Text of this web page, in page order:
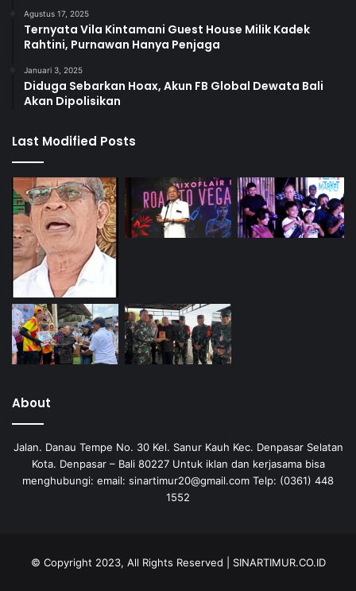
Agustus 17, 2025
Ternyata Vila Kintamani Guest House Milik Kadek
Rahtini, Purnawan Hanya Penjaga
Januari 3, 2025
Diduga Sebarkan Hoax, Akun FB Global Dewata Bali
Akan Dipolisikan
Last Modified Posts
About
Jalan. Danau Tempe No. 30 Kel. Sanur Kauh Kec. Denpasar Selatan
Kota. Denpasar – Bali 80227 Untuk iklan dan kerjasama bisa
menghubungi: email: sinartimur20@gmail.com Telp: (0361) 448
1552
© Copyright 2023, All Rights Reserved | SINARTIMUR.CO.ID